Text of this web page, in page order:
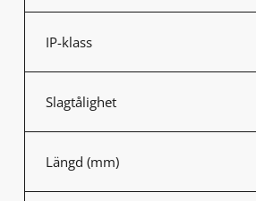
IP-klass
Slagtålighet
Längd (mm)